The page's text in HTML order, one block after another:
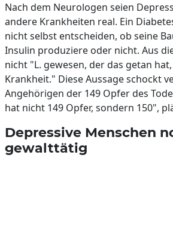
Nach dem Neurologen seien
andere Krankheiten real. Ein
nicht selbst entscheiden, ob seine
Insulin produziere oder nicht. Aus
nicht "L. gewesen, der das getan
Krankheit." Diese Aussage schockt
Angehörigen der 149 Opfer des
hat nicht 149 Opfer, sondern 150",
Depressive Menschen
gewalttätig